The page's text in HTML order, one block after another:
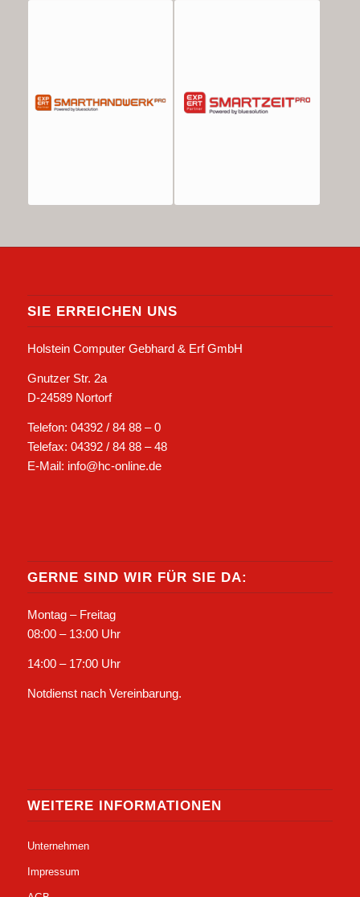
SIE ERREICHEN UNS
Holstein Computer Gebhard & Erf GmbH
Gnutzer Str. 2a
D-24589 Nortorf
Telefon: 04392 / 84 88 – 0
Telefax: 04392 / 84 88 – 48
E-Mail: info@hc-online.de
GERNE SIND WIR FÜR SIE DA:
Montag – Freitag
08:00 – 13:00 Uhr
14:00 – 17:00 Uhr
Notdienst nach Vereinbarung.
WEITERE INFORMATIONEN
Unternehmen
Impressum